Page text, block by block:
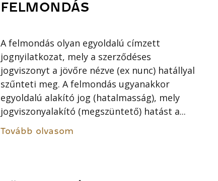
FELMONDÁS
A felmondás olyan egyoldalú címzett
jognyilatkozat, mely a szerződéses
jogviszonyt a jövőre nézve (ex nunc) hatállyal
szűnteti meg. A felmondás ugyanakkor
egyoldalú alakító jog (hatalmasság), mely
jogviszonyalakító (megszüntető) hatást a...
Tovább olvasom